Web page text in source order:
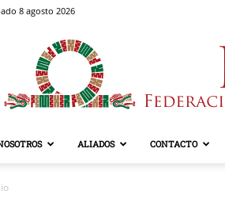
8 agosto 2026
ALIADOS CONTACTO